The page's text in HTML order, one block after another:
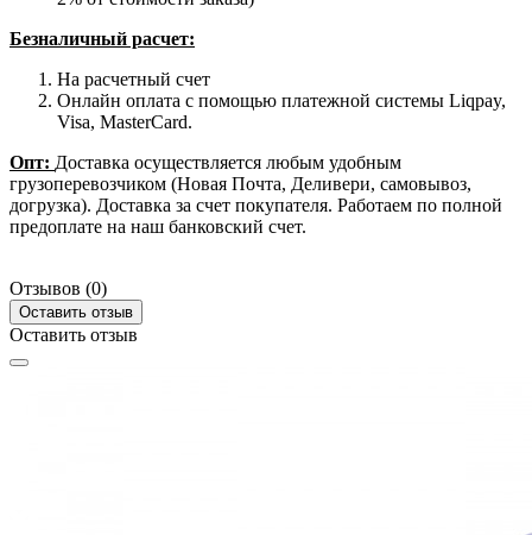
Безналичный расчет:
На расчетный счет
Онлайн оплата с помощью платежной системы Liqpay,
Visa, MasterCard.
Опт: Доставка осуществляется любым удобным
грузоперевозчиком (Новая Почта, Деливери, самовывоз,
догрузка). Доставка за счет покупателя. Работаем по полной
предоплате на наш банковский счет.
Отзывов (0)
Оставить отзыв
Оставить отзыв